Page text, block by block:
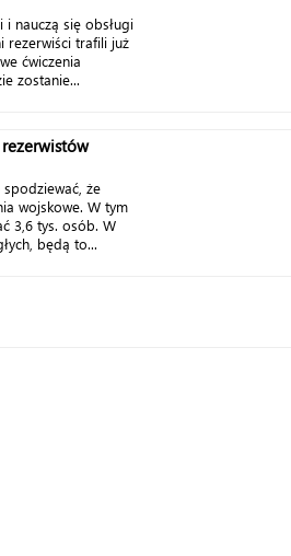
nauczą się obsługi
rezerwiści trafili już
ćwiczenia
zostanie...
że
wojskowe. W tym
3,6 tys. osób. W
będą to...